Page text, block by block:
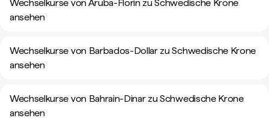
Wechselkurse von Aruba-Florin zu Schwedische Krone
ansehen
Wechselkurse von Barbados-Dollar zu Schwedische Krone
ansehen
Wechselkurse von Bahrain-Dinar zu Schwedische Krone
ansehen